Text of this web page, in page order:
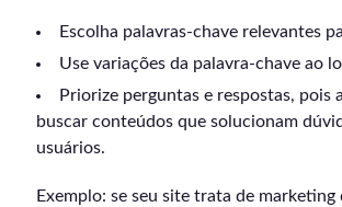
Escolha palavras-chave relevantes
Use variações da palavra-chave ao
Priorize perguntas e respostas, pois
buscar conteúdos que solucionam
usuários.
Exemplo: se seu site trata de